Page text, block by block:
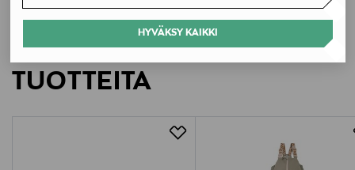
HYVÄKSY KAIKKI
Digitaalinen osoite
contact@bestseller.com
Avainsanat
LISÄÄ KIINNOSTAVIA
TUOTTEITA